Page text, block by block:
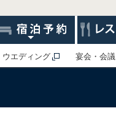
ウエディング 宴会・会議